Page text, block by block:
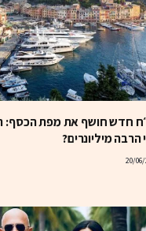
חדש חושף את מפת הכסף:
הרבה מיליונרים?
20/06/